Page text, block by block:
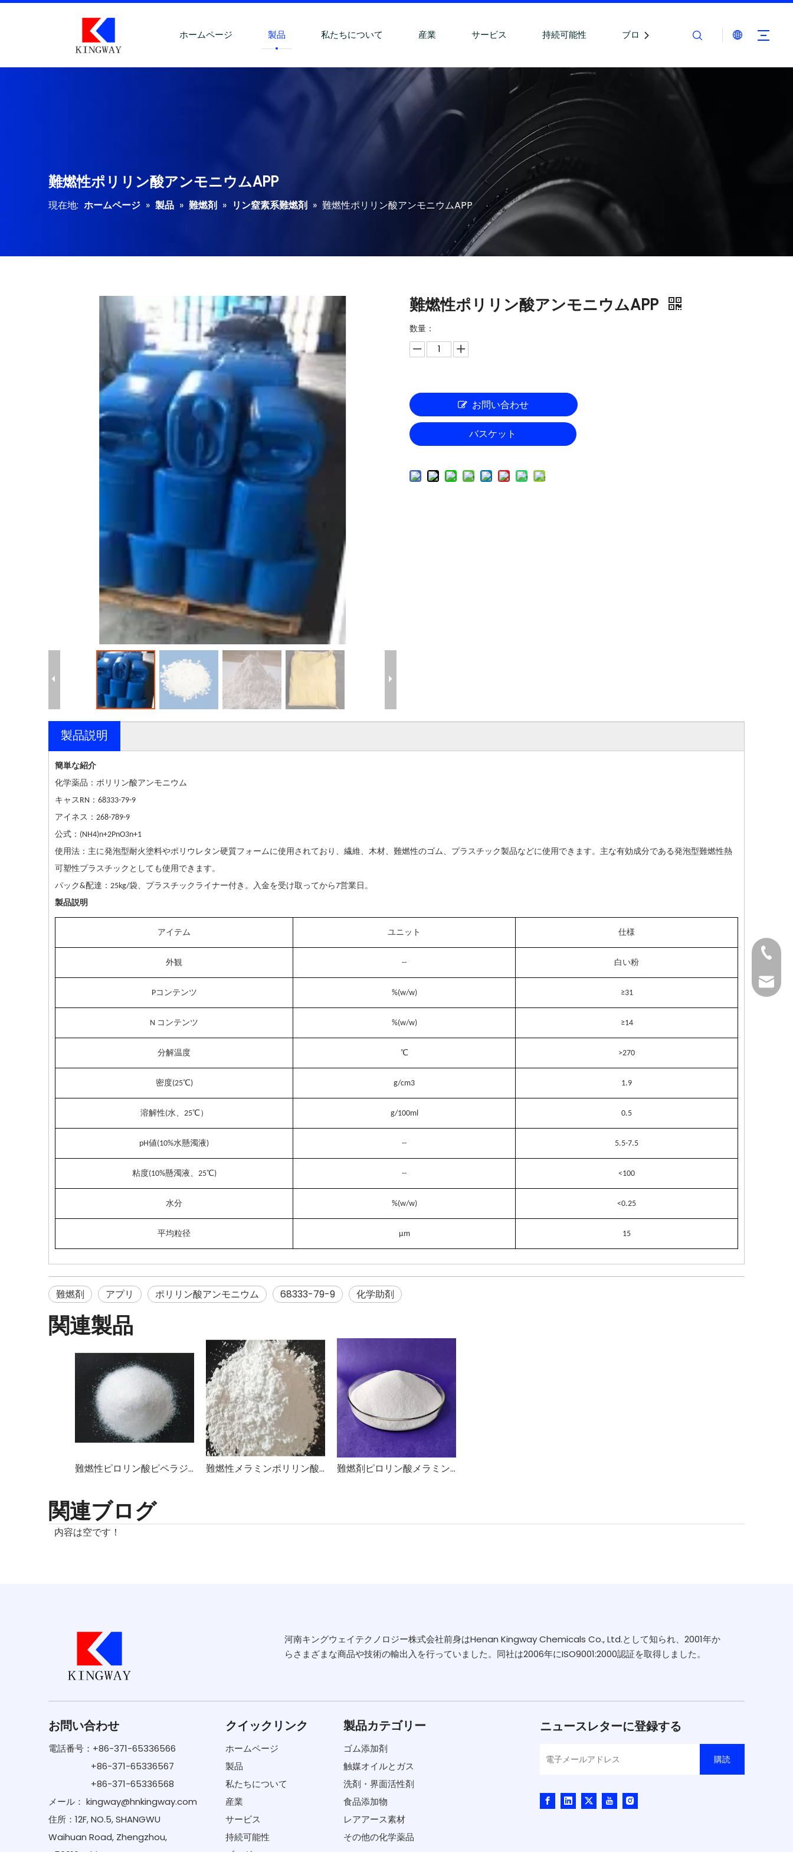
ホームページ 製品 私たちについて 産業 サービス 持続可能性 ブログ お問い合わせ
難燃性ポリリン酸アンモニウムAPP
現在地: ホームページ » 製品 » 難燃剤 » リン窒素系難燃剤 » 難燃性ポリリン酸アンモニウムAPP
難燃性ポリリン酸アンモニウムAPP
数量：
お問い合わせ
バスケット
製品説明
簡単な紹介
化学薬品 ： ポリリン酸アンモニウム
キャスRN ： 68333-79-9
アイネス ： 268-789-9
公式 ： (NH4)n+2PnO3n+1
使用法 ： 主に発泡型耐火塗料やポリウレタン硬質フォームに使用されており、繊維、木材、難燃性のゴム、プラスチック製品などに使用できます。主な有効成分である発泡型難燃性熱
可塑性プラスチックとしても使用できます。
パック&配達 ： 25kg/袋、プラスチックライナー付き。入金を受け取ってから7営業日。
製品説明
アイテム ユニット 仕様
外観 -- 白い粉
Pコンテンツ %(w/w) ≥31
N コンテンツ %(w/w) ≥14
分解温度 ℃ >270
密度(25℃) g/cm3 1.9
溶解性(水、25℃） g/100ml 0.5
pH値(10%水懸濁液) -- 5.5-7.5
粘度(10%懸濁液、25℃) -- <100
水分 %(w/w) <0.25
平均粒径 μm 15
難燃剤 アプリ ポリリン酸アンモニウム 68333-79-9 化学助剤
関連製品
難燃性ピロリン酸ピペラジン TNLCA 100 難燃性メラミンポリリン酸MPP 難燃剤ピロリン酸メラミン DMPY
関連ブログ
内容は空です！
河南キングウェイテクノロジー株式会社前身はHenan Kingway Chemicals Co., Ltd.として知られ、2001年か
らさまざまな商品や技術の輸出入を行っていました。同社は2006年にISO9001:2000認証を取得しました。
お問い合わせ
電話番号：+86-371-65336566
+86-371-65336567
+86-371-65336568
メール： kingway@hnkingway.com
住所：12F, NO.5, SHANGWU
Waihuan Road, Zhengzhou,
+86-
+86-
クイックリンク
ホームページ
製品
私たちについて
産業
サービス
持続可能性
製品カテゴリー
ゴム添加剤
触媒オイルとガス
洗剤・界面活性剤
食品添加物
レアアース素材
その他の化学薬品
ニュースレターに登録する
購読